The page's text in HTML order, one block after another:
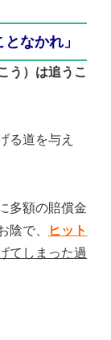
なかれ」
う）は追うこ
る道を与え
多額の賠償金
陰で、
ヒット
てしまった過